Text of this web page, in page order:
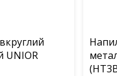
UNIOR